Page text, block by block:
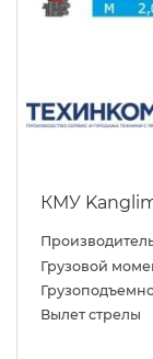
КМУ
Грузовой
Вылет стрелы